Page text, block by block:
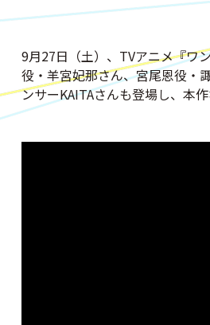
9月27日（土）、TVアニメ『ワ
役・羊宮妃那さん、宮尾恩役・
ンサーKAITAさんも登場し、本